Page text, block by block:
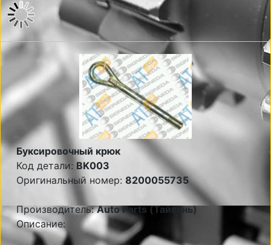
Буксировочный крюк
Код детали: BK003
Оригинальный номер: 8200055735
Производитель:Auto Parts (Тайвань)
Описание: